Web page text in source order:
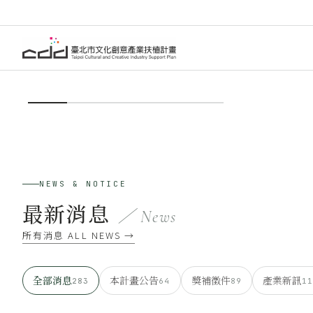
了解更多
了解更多
了解更多
了解更多
了解更多
了解更多
了解更多
了解更多
NEWS & NOTICE
最新消息 ／ News
所有消息 ALL NEWS →
全部消息283 本計畫公告64 獎補徵件89 產業新訊